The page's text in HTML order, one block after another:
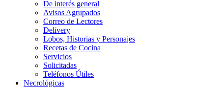
De interés general
Avisos Agrupados
Correo de Lectores
Delivery
Lobos, Historias y Personajes
Recetas de Cocina
Servicios
Solicitadas
Teléfonos Útiles
Necrológicas